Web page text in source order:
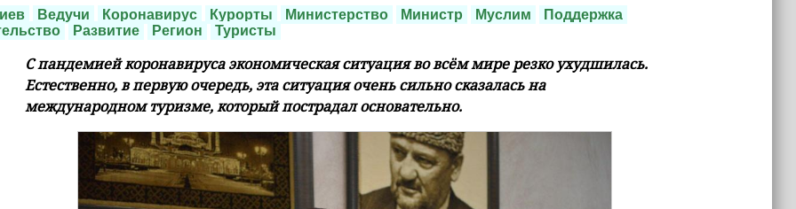
Ведучи Коронавирус Курорты Министерство Министр Муслим
Поддержка
Развитие Регион Туристы
С пандемией коронавируса экономическая ситуация во всём мире резко ухудшилась.
Естественно, в первую очередь, эта ситуация очень сильно сказалась на
международном туризме, который пострадал основательно.